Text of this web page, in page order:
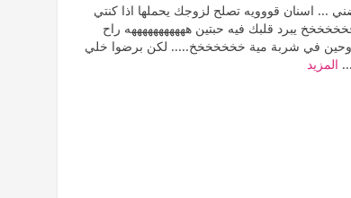
... اسنان قووويه تصلح لزوجك يحملها اذا كنتي
يبرد قلبك فيه حبتين هههههههههههه راح
في شربة مية خخخخخخخ..... لكن برضوا خلي
المزيد